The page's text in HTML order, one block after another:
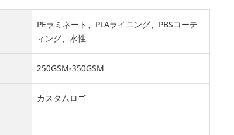
PEラミネート、PLAライニング、PBSコーテ
ィング、水性
250GSM-350GSM
カスタムロゴ